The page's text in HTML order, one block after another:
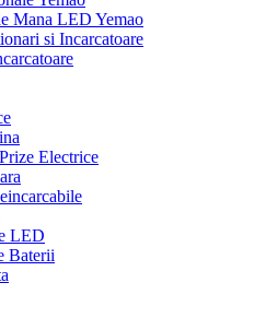
Mana LED Yemao
si Incarcatoare
Electrice
LED
Baterii